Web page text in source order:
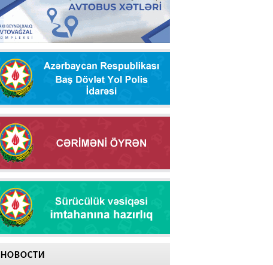
НОВОСТИ